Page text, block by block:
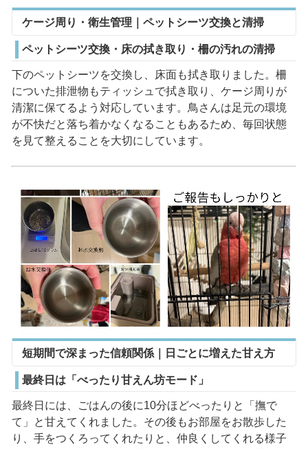
ケージ周り・衛生管理｜ペットシーツ交換と清掃
ペットシーツ交換・床の拭き取り・柵の汚れの清掃
下のペットシーツを交換し、床面も拭き取りました。柵
についた排泄物もティッシュで拭き取り、ケージ周りが
清潔に保てるよう対応しています。鳥さんは足元の環境
が不快だと落ち着かなくなることもあるため、毎回状態
を見て整えることを大切にしています。
短期間で深まった信頼関係｜日ごとに増えた甘え方
最終日は「べったり甘えん坊モード」
最終日には、ごはんの後に10分ほどべったりと「撫で
て」と甘えてくれました。その後もお部屋をお散歩した
り、手をつくろってくれたりと、仲良くしてくれる様子